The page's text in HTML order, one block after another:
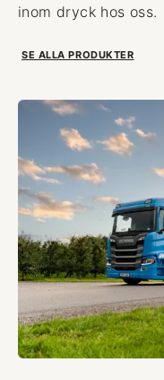
inom dryck hos oss.
SE ALLA PRODUKTER